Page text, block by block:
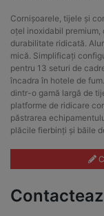
Cornișoarele, tijele și
oțel inoxidabil
durabilitate ridicată.
mică. Simplificați
pentru 13 seturi de
încadra în hotele de
dintr-o gamă largă de
platforme de ridicare
păstrarea
plăcile fierbinți și băile